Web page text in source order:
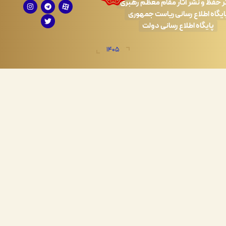
آثار مقام معظم رهبری
رسانی ریاست جمهوری
اطلاع رسانی دولت